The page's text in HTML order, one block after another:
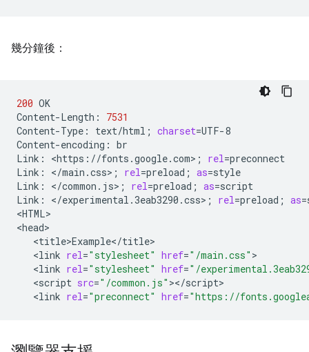
幾分鐘後：
200 OK
Content-Length:
7531
Content-Type:
text/html ; charset=UTF-8
Content-encoding: br
Link:
<https://fonts.google.com> ; rel=preconnect
Link:
</main.css> ; rel=preload ; as=style
Link:
</common.js> ; rel=preload ; as=script
Link:
</experimental.3eab3290.css> ; rel=preload ; as=
<HTML>
<link rel="stylesheet" href="/main.css"
<link rel="stylesheet" href="/
<script src="/common.js"
<link rel="preconnect" href="https://